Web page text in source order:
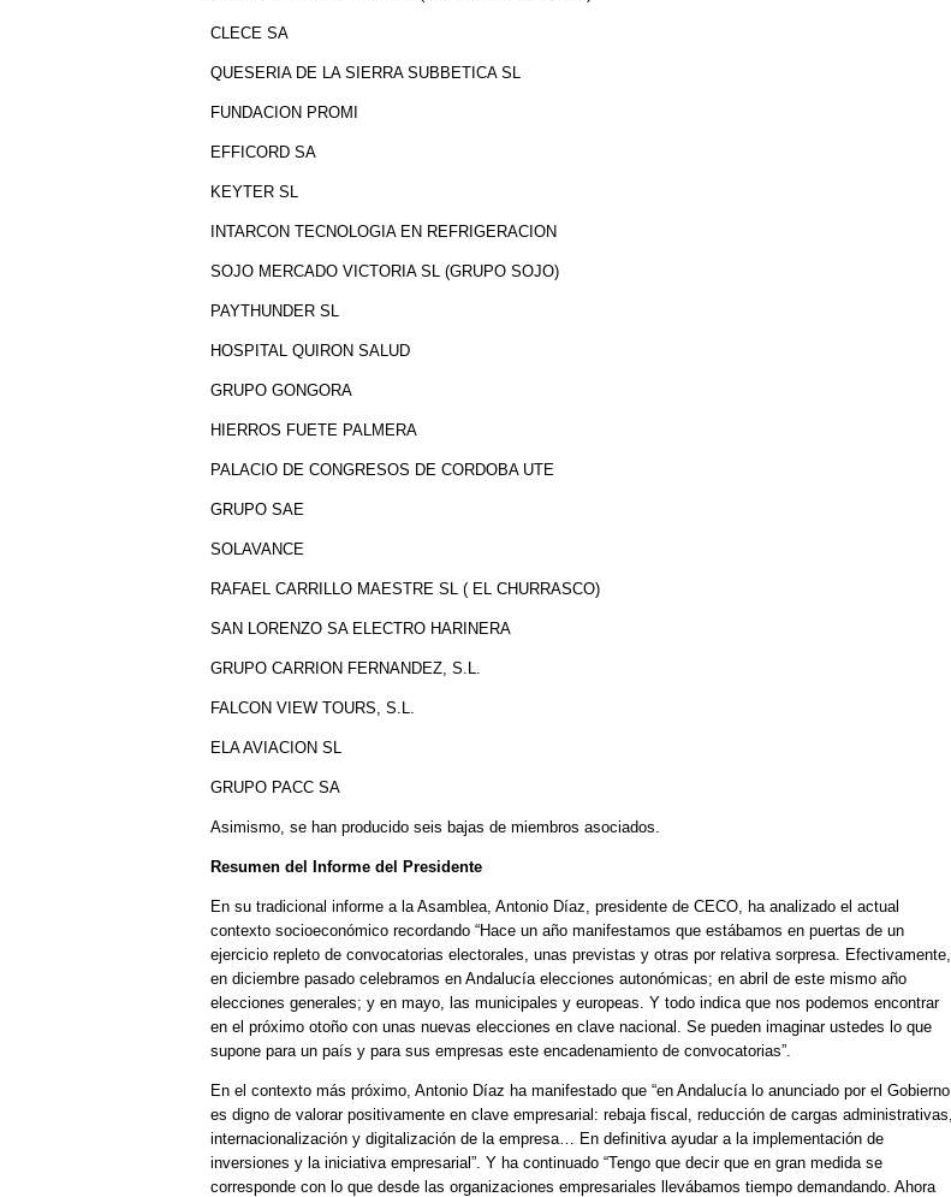
CLECE SA
QUESERIA DE LA SIERRA SUBBETICA SL
FUNDACION PROMI
EFFICORD SA
KEYTER SL
INTARCON TECNOLOGIA EN REFRIGERACION
SOJO MERCADO VICTORIA SL (GRUPO SOJO)
PAYTHUNDER SL
HOSPITAL QUIRON SALUD
GRUPO GONGORA
HIERROS FUETE PALMERA
PALACIO DE CONGRESOS DE CORDOBA UTE
GRUPO SAE
SOLAVANCE
RAFAEL CARRILLO MAESTRE SL ( EL CHURRASCO)
SAN LORENZO SA ELECTRO HARINERA
GRUPO CARRION FERNANDEZ, S.L.
FALCON VIEW TOURS, S.L.
ELA AVIACION SL
GRUPO PACC SA
Asimismo, se han producido seis bajas de miembros asociados.
Resumen del Informe del Presidente
En su tradicional informe a la Asamblea, Antonio Díaz, presidente de CECO, ha analizado el actual
contexto socioeconómico recordando “Hace un año manifestamos que estábamos en puertas de un
ejercicio repleto de convocatorias electorales, unas previstas y otras por relativa sorpresa. Efectivamente,
en diciembre pasado celebramos en Andalucía elecciones autonómicas; en abril de este mismo año
elecciones generales; y en mayo, las municipales y europeas. Y todo indica que nos podemos encontrar
en el próximo otoño con unas nuevas elecciones en clave nacional. Se pueden imaginar ustedes lo que
supone para un país y para sus empresas este encadenamiento de convocatorias”.
En el contexto más próximo, Antonio Díaz ha manifestado que “en Andalucía lo anunciado por el Gobierno
es digno de valorar positivamente en clave empresarial: rebaja fiscal, reducción de cargas administrativas,
internacionalización y digitalización de la empresa… En definitiva ayudar a la implementación de
inversiones y la iniciativa empresarial”. Y ha continuado “Tengo que decir que en gran medida se
corresponde con lo que desde las organizaciones empresariales llevábamos tiempo demandando. Ahora